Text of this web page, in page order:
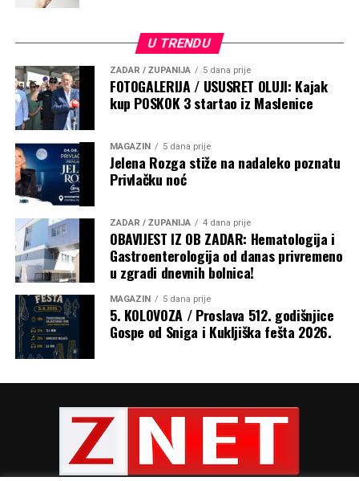
Razmatrajući navješteno Evanđelje u kojem je na riječi
žene: „Blažena utroba koja te nosila i prsi koje si sisao!“,
Isus odgovorio: „Još blaženiji oni koji slušaju riječ Božju i
čuvaju je!“, nadbiskup je rekao da to otkriva pravu
veličinu Marije. „Marija nije blažena samo jer je rodila
povjerovala joj, prihvatila je i ostala joj vjerna tijekom
cijelog života. Prije nego što je rodila Isusa po tijelu,
začela ga je poslušnošću Božjoj riječi.
U TRENDU
ZADAR / ŽUPANIJA 5 dana prije
FOTOGALERIJA / USUSRET OLUJI: Kajak
kup POSKOK 3 startao iz Maslenice
MAGAZIN 5 dana prije
Jelena Rozga stiže na nadaleko poznatu
Privlačku noć
ZADAR / ŽUPANIJA 4 dana prije
OBAVIJEST IZ OB ZADAR: Hematologija i
Gastroenterologija od danas privremeno
u zgradi dnevnih bolnica!
MAGAZIN 5 dana prije
5. KOLOVOZA / Proslava 512. godišnjice
Gospe od Sniga i Kukljiška fešta 2026.